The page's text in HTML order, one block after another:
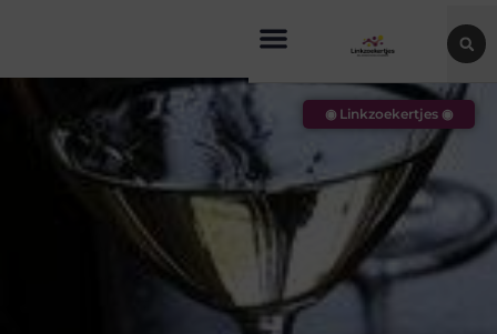
◉ Linkzoekertjes ◉